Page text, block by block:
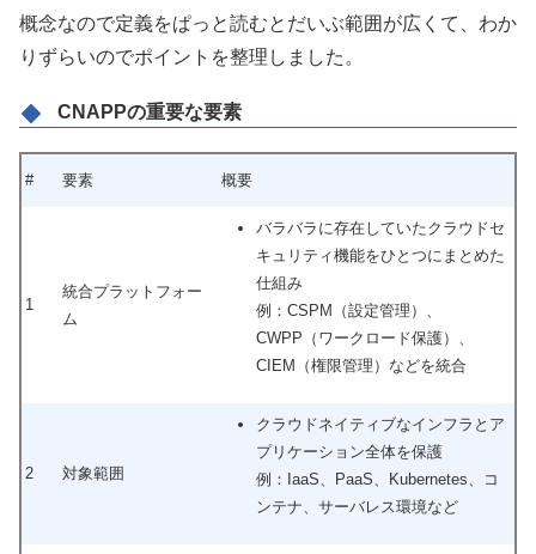
概念なので定義をぱっと読むとだいぶ範囲が広くて、わか
りずらいのでポイントを整理しました。
CNAPPの重要な要素
# 要素 概要
1
統合プラットフォー
ム
バラバラに存在していたクラウドセ
キュリティ機能をひとつにまとめた
仕組み
例：CSPM（設定管理）、
CWPP（ワークロード保護）、
CIEM（権限管理）などを統合
2 対象範囲
クラウドネイティブなインフラとア
プリケーション全体を保護
例：IaaS、PaaS、Kubernetes、コ
ンテナ、サーバレス環境など